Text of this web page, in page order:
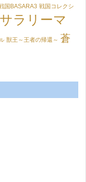
国BASARA3 戦国コレクシ
ラリーマ
獣王～王者の帰還～ 蒼